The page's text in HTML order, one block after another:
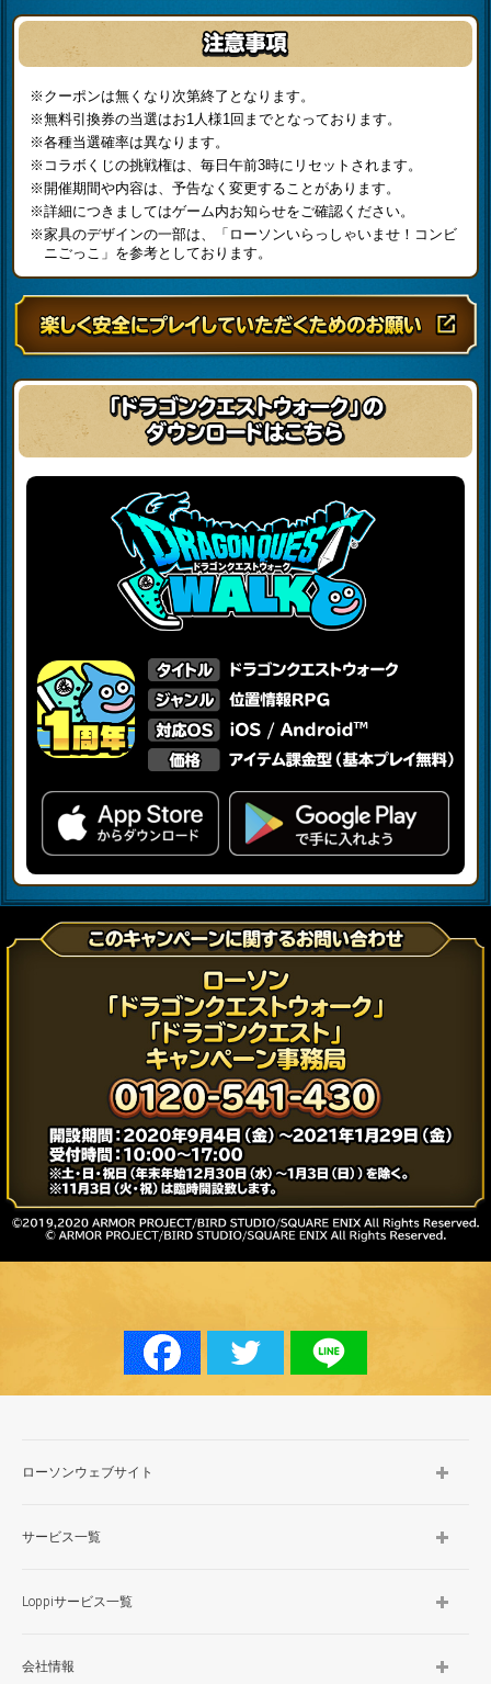
※クーポンは無くなり次第終了となります。
※無料引換券の当選はお1人様1回までとなっております。
※各種当選確率は異なります。
※コラボくじの挑戦権は、毎日午前3時にリセットされます。
※開催期間や内容は、予告なく変更することがあります。
※詳細につきましてはゲーム内お知らせをご確認ください。
※家具のデザインの一部は、「ローソンいらっしゃいませ！コンビ
ニごっこ」を参考としております。
ローソンウェブサイト
サービス一覧
Loppiサービス一覧
会社情報